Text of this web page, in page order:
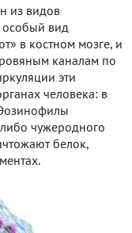
из видов
особый вид
в костном мозге, и
каналам по
эти
человека: в
чужеродного
белок,